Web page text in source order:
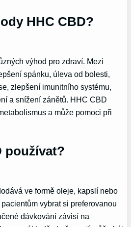
HHC CBD?
výhod pro zdraví. Mezi
spánku, úleva od bolesti,
zlepšení imunitního systému,
a snížení zánětů. HHC CBD
a může pomoci při
používat?
ve formě oleje, kapslí nebo
vybrat si preferovanou
dávkování závisí na